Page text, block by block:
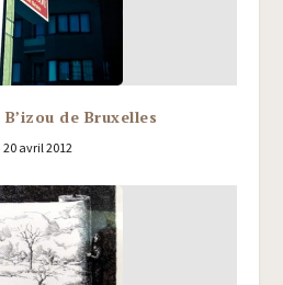
de Bruxelles
20 avril 2012